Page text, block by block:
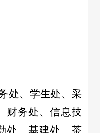
处、学生处、采
财务处、信息技
处、基建处、茶